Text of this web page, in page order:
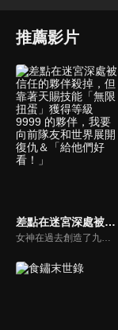
推薦影片
差點在迷宮深處被信任的夥伴殺掉，但靠著天賜技能「無限扭蛋」獲得等級 9999 的夥伴，我要向前隊友和世界展開復仇＆「給他們好看！」
女神在過去創造了九大種族。人族是其中最為弱小的存在。人族少年萊特幸運地加入由九大種族組成的隊伍「種族集合」，度過了短暫的幸福時光。然而等待他的，是在世界上最大最兇險的迷宮「奈落」中遭到背叛。倖存的萊特，才知道自己的天賜技能「無限扭蛋」真正的力量，自絕望的深淵爬起，築起最強的王國。